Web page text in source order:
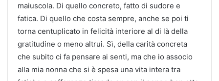
maiuscola. Di quello concreto, fatto di sudore e
fatica. Di quello che costa sempre, anche se poi ti
torna centuplicato in felicità interiore al di là della
gratitudine o meno altrui. Sì, della carità concreta
che subito ci fa pensare ai senti, ma che io associo
alla mia nonna che si è spesa una vita intera tra